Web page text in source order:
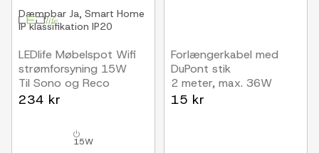
Dæmpbar Ja, Smart Home
IP klassifikation IP20
LEDlife Møbelspot Wifi
strømforsyning 15W
Til Sono og Reco
møbelspot, Tuya/Smart
234 kr
15W
Forlængerkabel med
DuPont stik
2 meter, max. 36W
15 kr